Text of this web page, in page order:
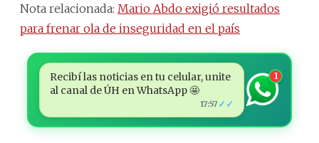
Nota relacionada: Mario Abdo exigió resultados
para frenar ola de inseguridad en el país
Recibí las noticias en tu celular, unite
al canal de ÚH en WhatsApp 🤩
17:57 ✓✓
1